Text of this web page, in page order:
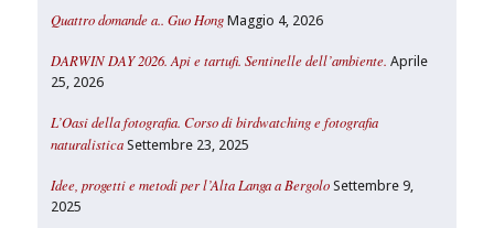
Quattro domande a.. Guo Hong Maggio 4, 2026
DARWIN DAY 2026. Api e tartufi. Sentinelle dell’ambiente. Aprile
25, 2026
L’Oasi della fotografia. Corso di birdwatching e fotografia
naturalistica Settembre 23, 2025
Idee, progetti e metodi per l’Alta Langa a Bergolo Settembre 9,
2025